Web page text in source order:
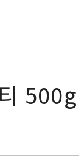
500g